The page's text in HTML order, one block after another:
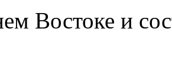
Востоке и